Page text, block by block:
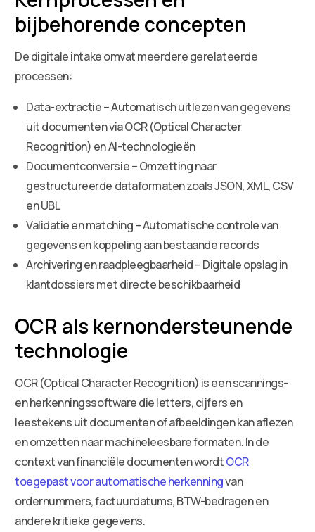
bijbehorende concepten
De digitale intake omvat meerdere gerelateerde
processen:
Data-extractie – Automatisch uitlezen van gegevens
uit documenten via OCR (Optical Character
Recognition) en AI-technologieën
Documentconversie – Omzetting naar
gestructureerde dataformaten zoals JSON, XML, CSV
en UBL
Validatie en matching – Automatische controle van
gegevens en koppeling aan bestaande records
Archivering en raadpleegbaarheid – Digitale opslag in
klantdossiers met directe beschikbaarheid
OCR als kernondersteunende
technologie
OCR (Optical Character Recognition) is een scannings-
en herkenningssoftware die letters, cijfers en
leestekens uit documenten of afbeeldingen kan aflezen
en omzetten naar machineleesbare formaten. In de
context van financiële documenten wordtOCR
toegepast voor automatische herkenningvan
ordernummers, factuurdatums, BTW-bedragen en
andere kritieke gegevens.